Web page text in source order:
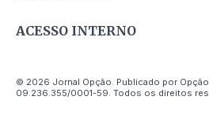
ACESSO INTERNO
© 2026 Jornal Opção. Publicado por Opção
09.236.355/0001-59. Todos os direitos